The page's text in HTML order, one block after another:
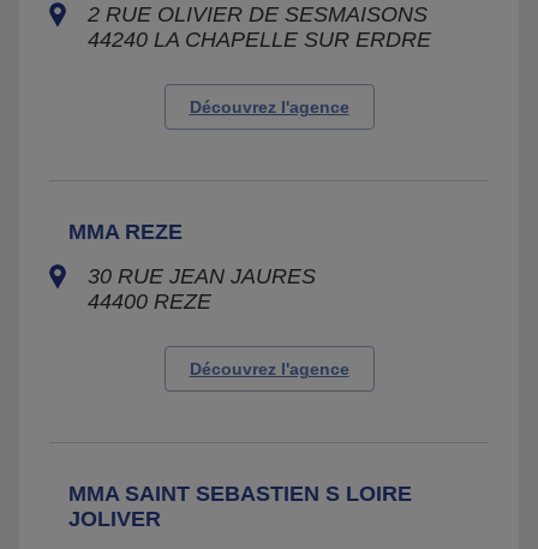
2 RUE OLIVIER DE SESMAISONS
44240 LA CHAPELLE SUR ERDRE
Découvrez l'agence
MMA REZE
30 RUE JEAN JAURES
44400 REZE
Découvrez l'agence
MMA SAINT SEBASTIEN S LOIRE
JOLIVER